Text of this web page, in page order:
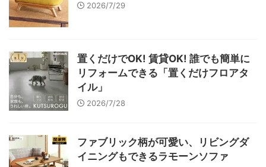
2026/7/29
置くだけでOK! 賃貸OK! 誰でも簡単に
リフォームできる「置くだけフロアタ
イル」
2026/7/28
ファブリック柄が可愛い、リビングダ
イニングもできるラモーンソファ